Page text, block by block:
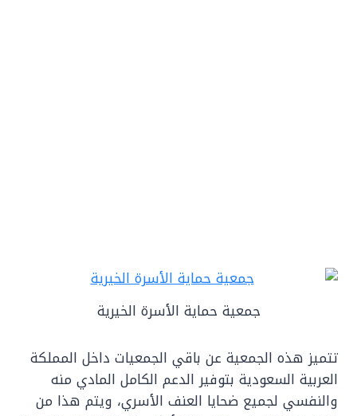
جمعية حماية الأسرة الخيرية
تتميز هذه الجمعية عن باقي الجمعيات داخل المملكة
العربية السعودية بتوفير الدعم الكامل المادي منه
والنفسي لجميع ضحايا العنف الأسري، ويتم هذا من